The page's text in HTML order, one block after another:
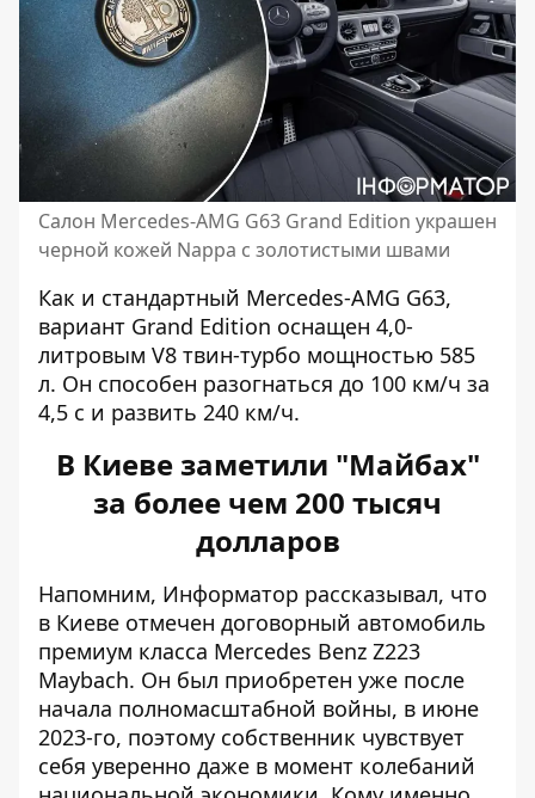
Салон Mercedes-AMG G63 Grand Edition украшен
черной кожей Nappa с золотистыми швами
Как и стандартный Mercedes-AMG G63,
вариант Grand Edition оснащен 4,0-
литровым V8 твин-турбо мощностью 585
л. Он способен разогнаться до 100 км/ч за
4,5 с и развить 240 км/ч.
В Киеве заметили "Майбах"
за более чем 200 тысяч
долларов
Напомним, Информатор рассказывал, что
в Киеве отмечен договорный автомобиль
премиум класса Mercedes Benz Z223
Maybach. Он был приобретен уже после
начала полномасштабной войны, в июне
2023-го, поэтому собственник чувствует
себя уверенно даже в момент колебаний